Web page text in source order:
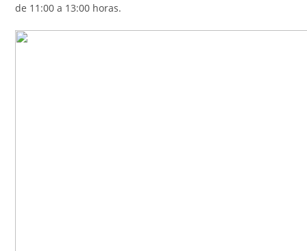
de 11:00 a 13:00 horas.